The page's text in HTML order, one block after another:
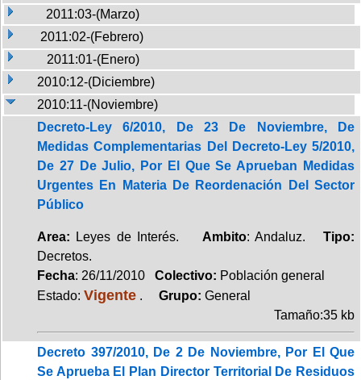
2011:03-(Marzo)
2011:02-(Febrero)
2011:01-(Enero)
2010:12-(Diciembre)
2010:11-(Noviembre)
Decreto-Ley 6/2010, De 23 De Noviembre, De
Medidas Complementarias Del Decreto-Ley 5/2010,
De 27 De Julio, Por El Que Se Aprueban Medidas
Urgentes En Materia De Reordenación Del Sector
Público
Area: Leyes de Interés. Ambito: Andaluz.Tipo:
Decretos.
Fecha: 26/11/2010 Colectivo: Población general
Estado: Vigente . Grupo: General
Tamaño:35 kb
Decreto 397/2010, De 2 De Noviembre, Por El Que
Se Aprueba El Plan Director Territorial De Residuos